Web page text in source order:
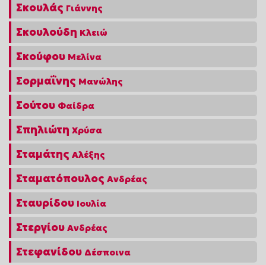
Σκουλάς Γιάννης
Σκουλούδη Κλειώ
Σκούφου Μελίνα
Σορμαΐνης Μανώλης
Σούτου Φαίδρα
Σπηλιώτη Χρύσα
Σταμάτης Αλέξης
Σταματόπουλος Ανδρέας
Σταυρίδου Ιουλία
Στεργίου Ανδρέας
Στεφανίδου Δέσποινα